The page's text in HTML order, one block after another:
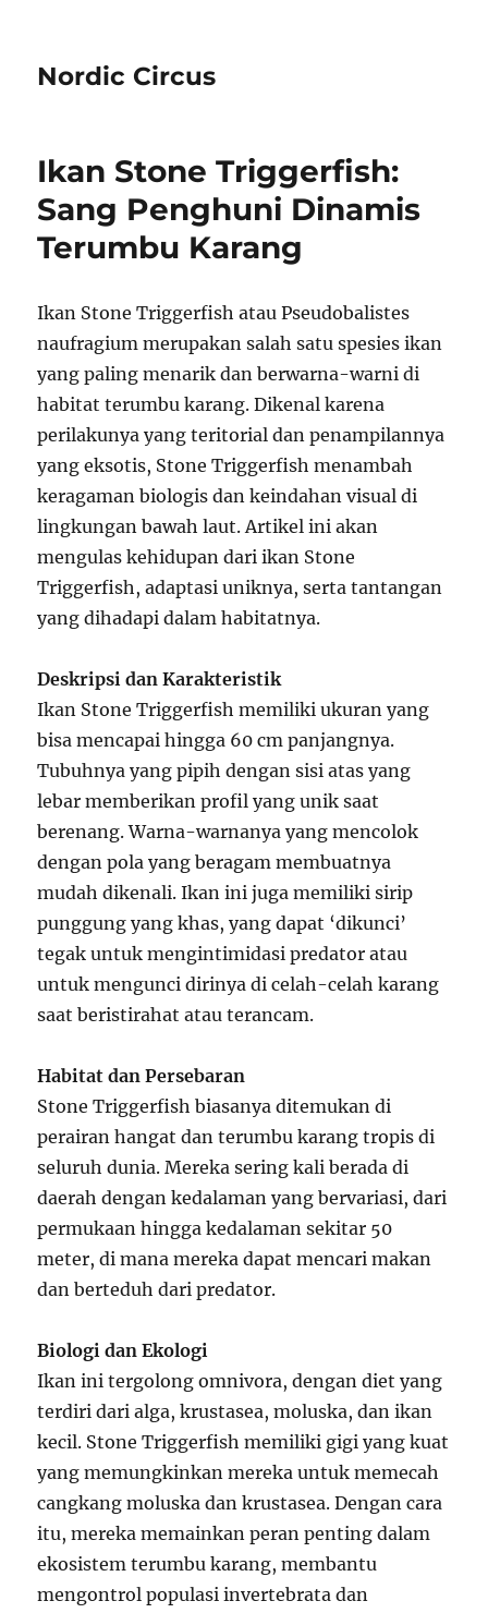
Nordic Circus
Ikan Stone Triggerfish:
Sang Penghuni Dinamis
Terumbu Karang
Ikan Stone Triggerfish atau Pseudobalistes
naufragium merupakan salah satu spesies ikan
yang paling menarik dan berwarna-warni di
habitat terumbu karang. Dikenal karena
perilakunya yang teritorial dan penampilannya
yang eksotis, Stone Triggerfish menambah
keragaman biologis dan keindahan visual di
lingkungan bawah laut. Artikel ini akan
mengulas kehidupan dari ikan Stone
Triggerfish, adaptasi uniknya, serta tantangan
yang dihadapi dalam habitatnya.
Deskripsi dan Karakteristik
Ikan Stone Triggerfish memiliki ukuran yang
bisa mencapai hingga 60 cm panjangnya.
Tubuhnya yang pipih dengan sisi atas yang
lebar memberikan profil yang unik saat
berenang. Warna-warnanya yang mencolok
dengan pola yang beragam membuatnya
mudah dikenali. Ikan ini juga memiliki sirip
punggung yang khas, yang dapat ‘dikunci’
tegak untuk mengintimidasi predator atau
untuk mengunci dirinya di celah-celah karang
saat beristirahat atau terancam.
Habitat dan Persebaran
Stone Triggerfish biasanya ditemukan di
perairan hangat dan terumbu karang tropis di
seluruh dunia. Mereka sering kali berada di
daerah dengan kedalaman yang bervariasi, dari
permukaan hingga kedalaman sekitar 50
meter, di mana mereka dapat mencari makan
dan berteduh dari predator.
Biologi dan Ekologi
Ikan ini tergolong omnivora, dengan diet yang
terdiri dari alga, krustasea, moluska, dan ikan
kecil. Stone Triggerfish memiliki gigi yang kuat
yang memungkinkan mereka untuk memecah
cangkang moluska dan krustasea. Dengan cara
itu, mereka memainkan peran penting dalam
ekosistem terumbu karang, membantu
mengontrol populasi invertebrata dan